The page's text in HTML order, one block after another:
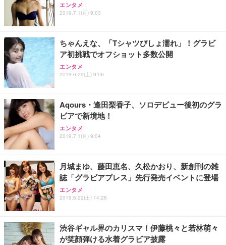
エンタメ
2019.7.1(月) 9:03
ちゃんえな、「Tシャツびしょ濡れ」！グラビ
ア初挑戦でオフショット多数公開
エンタメ
2019.6.29(土) 9:56
Aqours・逢田梨香子、ソロデビュー後初のグラ
ビアで新境地！
エンタメ
2019.7.1(月) 9:04
月城まゆ、藤田恵名、久松かおり、新創刊の雑
誌「グラビアプレス」先行発売イベントに登場
エンタメ
2019.6.22(土) 14:28
渋谷ギャル界のカリスマ！伊藤桃々と若林萌々
が笑顔弾ける水着グラビア披露